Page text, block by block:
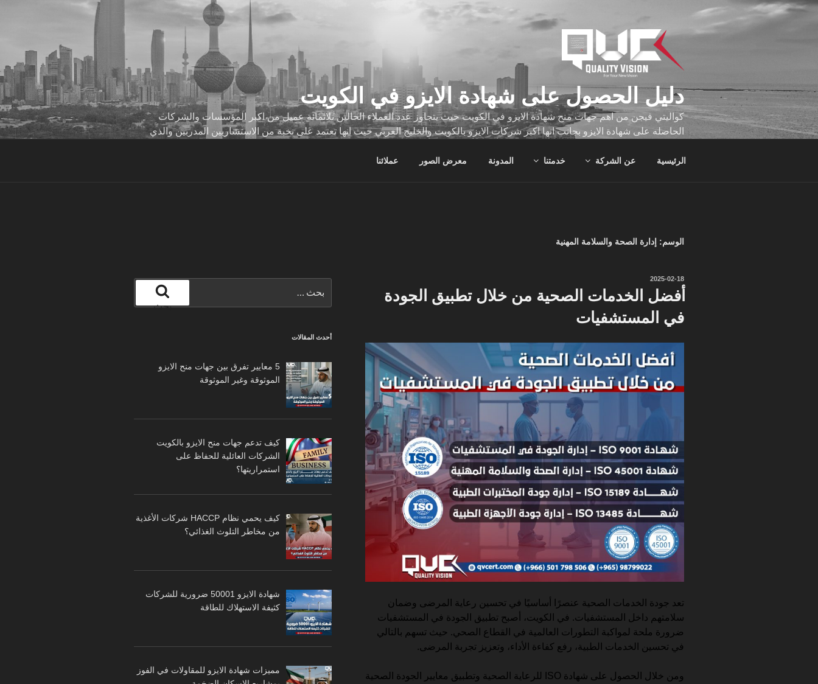
التجاوز
دليل الحصول على شهادة الايزو في الكويت
كواليتي فيجن من اهم جهات منح شهادة الايزو في الكويت حيث يتجاوز عدد العملاء الحالين ثلاثمائة عميل من اكبر المؤسسات والشركات
الحاصله على شهادة الايزو بجانب انها اكبر شركات الايزو بالكويت والخليج العربي حيث انها تعتمد على نخبة من الاستشاريين المدربين والذي
الرئيسية عن الشركة خدمتنا المدونة معرض الصور عملائنا
الوسم: إدارة الصحة والسلامة المهنية
نُشر
في
2025-02-18
أفضل الخدمات الصحية من خلال تطبيق الجودة
في المستشفيات
تعد جودة الخدمات الصحية عنصرًا أساسيًا في تحسين رعاية المرضى وضمان
سلامتهم داخل المستشفيات. في الكويت، أصبح تطبيق الجودة في المستشفيات
ضرورة ملحة لمواكبة التطورات العالمية في القطاع الصحي. حيث تسهم بالتالي
في تحسين الخدمات الطبية، رفع كفاءة الأداء، وتعزيز تجربة المرضى.
ومن خلال الحصول على شهادة ISO للرعاية الصحية وتطبيق معايير الجودة الصحية
عن:
بحث
أحدث المقالات
5 معايير تفرق بين جهات منح الايزو
الموثوقة وغير الموثوقة
كيف تدعم جهات منح الايزو بالكويت
الشركات العائلية للحفاظ على
استمراريتها؟
كيف يحمي نظام HACCP شركات الأغذية
من مخاطر التلوث الغذائي؟
شهادة الايزو 50001 ضرورية للشركات
كثيفة الاستهلاك للطاقة
مميزات شهادة الايزو للمقاولات في الفوز